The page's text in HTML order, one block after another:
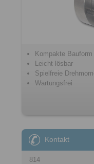
Kompakte Bauform
Leicht lösbar
Spielfreie
Wartungsfrei
Kontakt
814